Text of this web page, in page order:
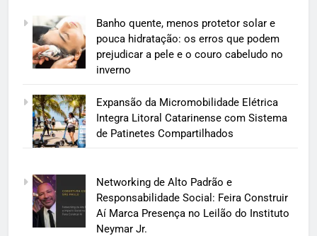
Banho quente, menos protetor solar e
pouca hidratação: os erros que podem
prejudicar a pele e o couro cabeludo no
inverno
Expansão da Micromobilidade Elétrica
Integra Litoral Catarinense com Sistema
de Patinetes Compartilhados
Networking de Alto Padrão e
Responsabilidade Social: Feira Construir
Aí Marca Presença no Leilão do Instituto
Neymar Jr.